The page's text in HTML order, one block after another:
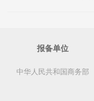
报备单位
中华人民共和国商务部